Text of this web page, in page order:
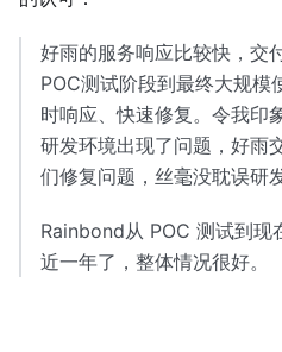
好雨的服务响应比较快，交
POC测试阶段到最终大规模
时响应、快速修复。令我印
研发环境出现了问题，好雨
们修复问题，丝毫没耽误研
Rainbond从 POC 测试到现
近一年了，整体情况很好。